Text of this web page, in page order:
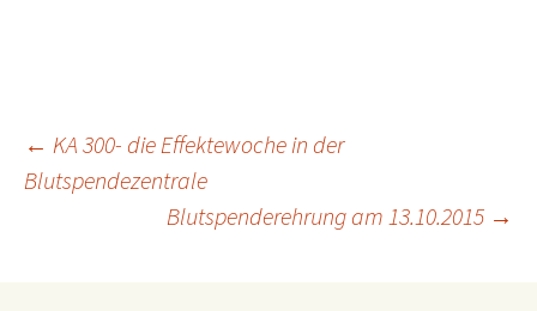
Beitragsnavigation
← KA 300- die Effektewoche in der
Blutspendezentrale
Blutspenderehrung am 13.10.2015 →